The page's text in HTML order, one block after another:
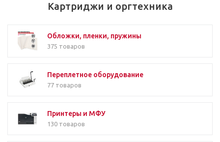
Картриджи и оргтехника
Обложки, пленки, пружины
375 товаров
Переплетное оборудование
77 товаров
Принтеры и МФУ
130 товаров